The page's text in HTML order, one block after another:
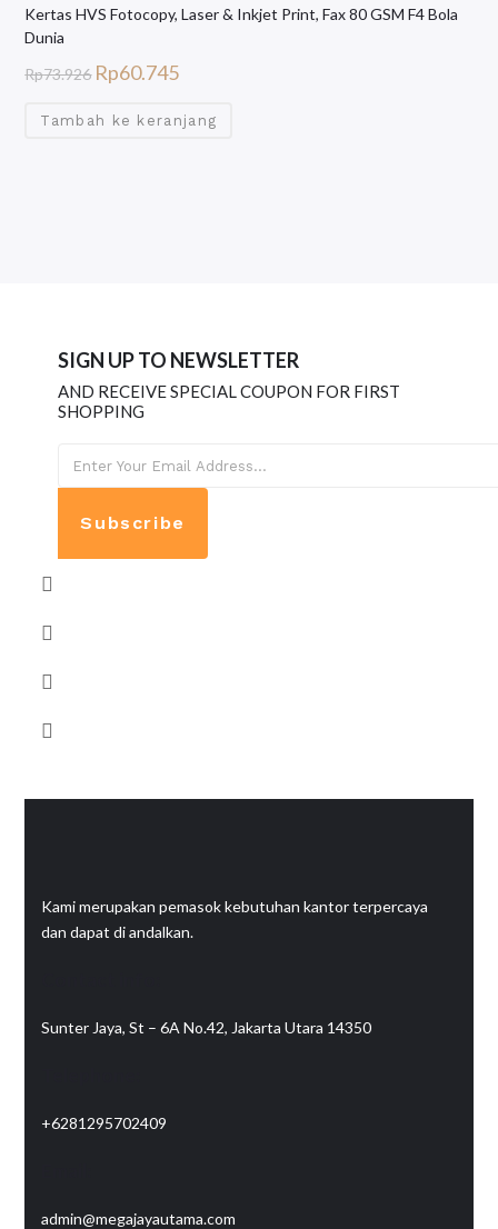
Kertas HVS Fotocopy, Laser & Inkjet Print, Fax 80 GSM F4 Bola
Dunia
Rp73.926 Rp60.745
Tambah ke keranjang
SIGN UP TO NEWSLETTER
AND RECEIVE SPECIAL COUPON FOR FIRST
SHOPPING
Subscribe
Kami merupakan pemasok kebutuhan kantor terpercaya
dan dapat di andalkan.
Sunter Jaya, St – 6A No.42, Jakarta Utara 14350
+6281295702409
admin@megajayautama.com